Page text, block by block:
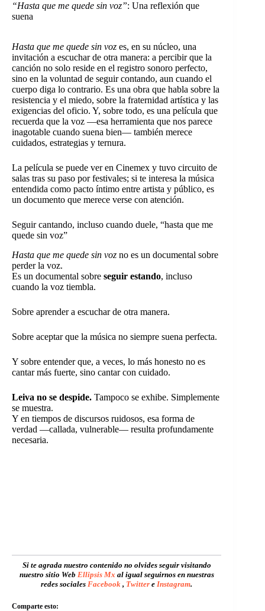
“Hasta que me quede sin voz”: Una reflexión que
suena
Hasta que me quede sin voz es, en su núcleo, una
invitación a escuchar de otra manera: a percibir que la
canción no solo reside en el registro sonoro perfecto,
sino en la voluntad de seguir contando, aun cuando el
cuerpo diga lo contrario. Es una obra que habla sobre la
resistencia y el miedo, sobre la fraternidad artística y las
exigencias del oficio. Y, sobre todo, es una película que
recuerda que la voz —esa herramienta que nos parece
inagotable cuando suena bien— también merece
cuidados, estrategias y ternura.
La película se puede ver en Cinemex y tuvo circuito de
salas tras su paso por festivales; si te interesa la música
entendida como pacto íntimo entre artista y público, es
un documento que merece verse con atención.
Seguir cantando, incluso cuando duele, “hasta que me
quede sin voz”
Hasta que me quede sin voz no es un documental sobre
perder la voz.
Es un documental sobre seguir estando, incluso
cuando la voz tiembla.
Sobre aprender a escuchar de otra manera.
Sobre aceptar que la música no siempre suena perfecta.
Y sobre entender que, a veces, lo más honesto no es
cantar más fuerte, sino cantar con cuidado.
Leiva no se despide. Tampoco se exhibe. Simplemente
se muestra.
Y en tiempos de discursos ruidosos, esa forma de
verdad —callada, vulnerable— resulta profundamente
necesaria.
Si te agrada nuestro contenido no olvides seguir visitando
nuestro sitio Web Ellipsis Mx al igual seguirnos en nuestras
redes sociales Facebook , Twitter e Instagram.
Comparte esto: